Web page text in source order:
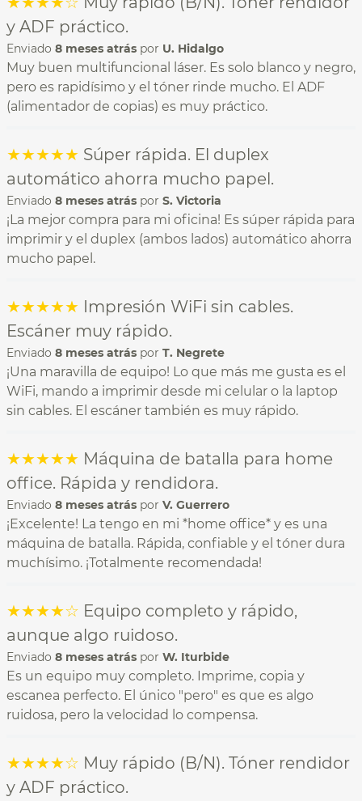
y ADF práctico.
Enviado 8 meses atrás por U. Hidalgo
Muy buen multifuncional láser. Es solo blanco y negro,
pero es rapidísimo y el tóner rinde mucho. El ADF
(alimentador de copias) es muy práctico.
★★★★★ Súper rápida. El duplex
automático ahorra mucho papel.
Enviado 8 meses atrás por S. Victoria
¡La mejor compra para mi oficina! Es súper rápida para
imprimir y el duplex (ambos lados) automático ahorra
mucho papel.
★★★★★ Impresión WiFi sin cables.
Escáner muy rápido.
Enviado 8 meses atrás por T. Negrete
¡Una maravilla de equipo! Lo que más me gusta es el
WiFi, mando a imprimir desde mi celular o la laptop
sin cables. El escáner también es muy rápido.
★★★★★ Máquina de batalla para home
office. Rápida y rendidora.
Enviado 8 meses atrás por V. Guerrero
¡Excelente! La tengo en mi *home office* y es una
máquina de batalla. Rápida, confiable y el tóner dura
muchísimo. ¡Totalmente recomendada!
★★★★☆ Equipo completo y rápido,
aunque algo ruidoso.
Enviado 8 meses atrás por W. Iturbide
Es un equipo muy completo. Imprime, copia y
escanea perfecto. El único "pero" es que es algo
ruidosa, pero la velocidad lo compensa.
★★★★☆ Muy rápido (B/N). Tóner rendidor
y ADF práctico.